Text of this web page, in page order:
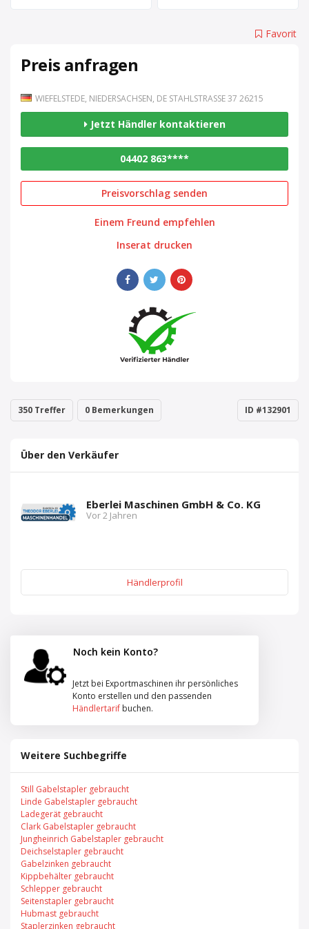
Favorit
Preis anfragen
WIEFELSTEDE, NIEDERSACHSEN, DE STAHLSTRASSE 37 26215
Jetzt Händler kontaktieren
04402 863****
Preisvorschlag senden
Einem Freund empfehlen
Inserat drucken
350 Treffer 0 Bemerkungen ID #132901
Über den Verkäufer
Eberlei Maschinen GmbH & Co. KG
Vor 2 Jahren
Händlerprofil
Noch kein Konto?
Jetzt bei Exportmaschinen ihr persönliches
Konto erstellen und den passenden
Händlertarif buchen.
Weitere Suchbegriffe
Still Gabelstapler gebraucht
Linde Gabelstapler gebraucht
Ladegerät gebraucht
Clark Gabelstapler gebraucht
Jungheinrich Gabelstapler gebraucht
Deichselstapler gebraucht
Gabelzinken gebraucht
Kippbehälter gebraucht
Schlepper gebraucht
Seitenstapler gebraucht
Hubmast gebraucht
Staplerzinken gebraucht